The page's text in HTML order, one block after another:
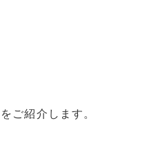
ご紹介します。